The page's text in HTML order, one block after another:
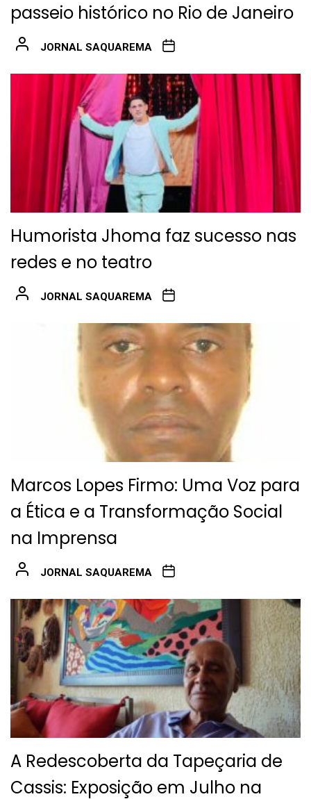
passeio histórico no Rio de Janeiro
JORNAL SAQUAREMA
Humorista Jhoma faz sucesso nas
redes e no teatro
JORNAL SAQUAREMA
Marcos Lopes Firmo: Uma Voz para
a Ética e a Transformação Social
na Imprensa
JORNAL SAQUAREMA
A Redescoberta da Tapeçaria de
Cassis: Exposição em Julho na